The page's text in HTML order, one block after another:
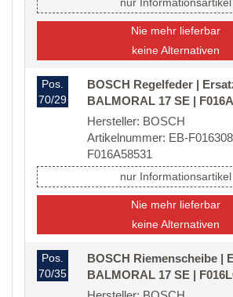
Nie mehr lieferbar
keine Alternativen
Pos.
70/29
BOSCH Regelfeder |
BALMORAL 17 SE |
Hersteller: BOSCH
Artikelnummer: EB-
F016A58531
nur Informationsartikel
Nie mehr lieferbar
keine Alternativen
Pos.
70/35
BOSCH Riemenscheibe |
BALMORAL 17 SE |